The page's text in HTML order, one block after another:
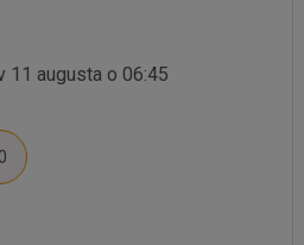
11 augusta o 06:45